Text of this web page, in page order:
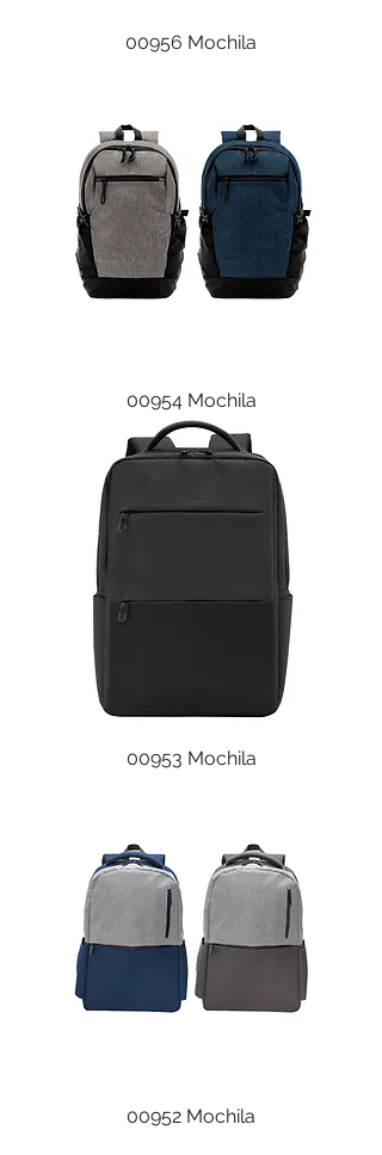
00956 Mochila
00954 Mochila
00953 Mochila
00952 Mochila